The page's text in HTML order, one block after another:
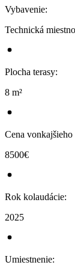
Vybavenie:
Technická
Plocha terasy:
8 m²
Cena
8500€
Rok kolaudácie:
2025
Umiestnenie: